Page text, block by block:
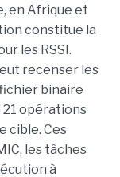
en Afrique et
constitue la
les RSSI.
recenser les
binaire
21 opérations
cible. Ces
les tâches
à